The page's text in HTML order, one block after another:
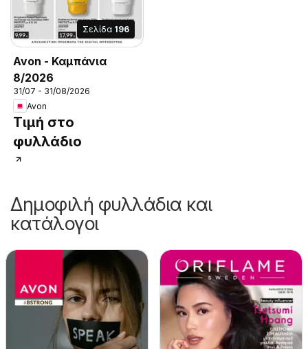
Σελίδα 196
Avon - Καμπάνια
8/2026
31/07 - 31/08/2026
Avon
Τιμή στο
φυλλάδιο
Δημοφιλή φυλλάδια και
κατάλογοι